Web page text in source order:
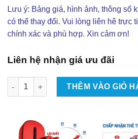
Lưu ý: Bảng giá, hình ảnh, thông số
có thể thay đổi. Vui lòng liên hê trực
chính xác và phù hợp. Xin cảm ơn!
Liên hệ nhận giá ưu đãi
Bọc Ghế Da Cho Vinfast Limo Green
THÊM VÀO GIỎ